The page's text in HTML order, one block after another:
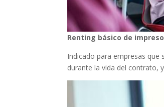
Renting básico de
Indicado para empresas
durante la vida del contrato,